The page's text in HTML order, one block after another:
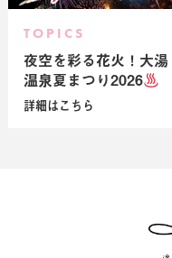
TOPICS
夜空を彩る花火！大湯
温泉夏まつり2026
詳細はこちら